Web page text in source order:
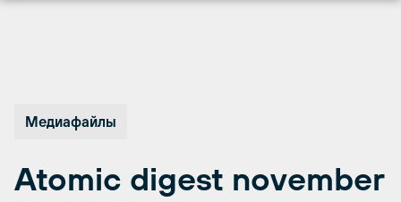
Медиафайлы
Atomic digest november